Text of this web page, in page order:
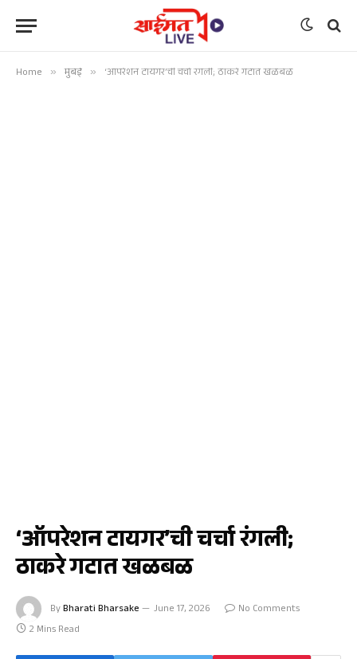
Home » मुंबई » ‘ऑपरेशन टायगर’ची चर्चा रंगली; ठाकरे गटात खळबळ
‘ऑपरेशन टायगर’ची चर्चा रंगली;
ठाकरे गटात खळबळ
ByBharati Bharsake June 17, 2026
No Comments
2 Mins Read